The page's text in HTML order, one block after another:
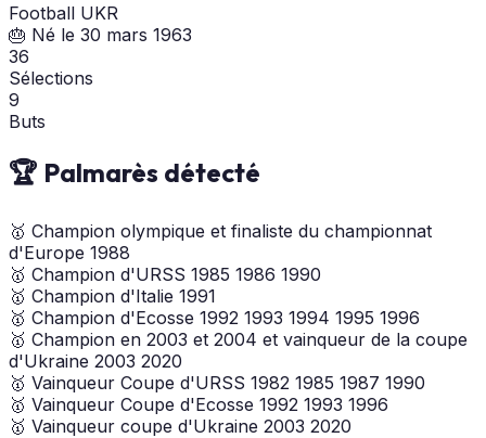
Football UKR
🎂 Né le 30 mars 1963
36
Sélections
9
Buts
🏆 Palmarès détecté
🥇 Champion olympique et finaliste du championnat
d'Europe 1988
🥇 Champion d'URSS 1985 1986 1990
🥇 Champion d'Italie 1991
🥇 Champion d'Ecosse 1992 1993 1994 1995 1996
🥇 Champion en 2003 et 2004 et vainqueur de la coupe
d'Ukraine 2003 2020
🥇 Vainqueur Coupe d'URSS 1982 1985 1987 1990
🥇 Vainqueur Coupe d'Ecosse 1992 1993 1996
🥇 Vainqueur coupe d'Ukraine 2003 2020